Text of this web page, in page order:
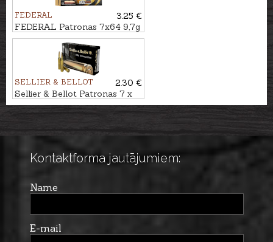
FEDERAL
3.25 €
FEDERAL Patronas 7x64 9,7g
EURO COPPER
SELLIER & BELLOT
2.30 €
Sellier & Bellot Patronas 7 x
64 HPC 10,2g
Kontaktforma jautājumiem:
Name
E-mail